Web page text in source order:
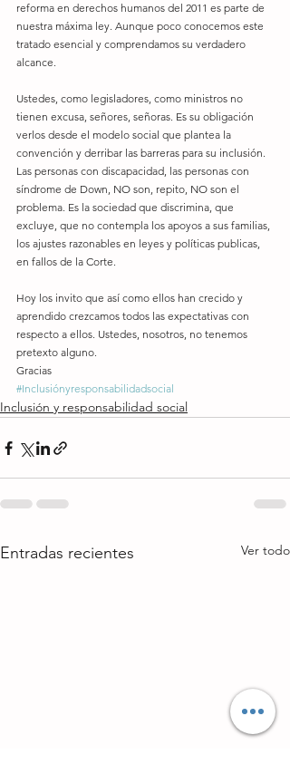
reforma en derechos humanos del 2011 es parte de
nuestra máxima ley. Aunque poco conocemos este
tratado esencial y comprendamos su verdadero
alcance.
Ustedes, como legisladores, como ministros no
tienen excusa, señores, señoras. Es su obligación
verlos desde el modelo social que plantea la
convención y derribar las barreras para su inclusión.
Las personas con discapacidad, las personas con
síndrome de Down, NO son, repito, NO son el
problema. Es la sociedad que discrimina, que
excluye, que no contempla los apoyos a sus familias,
los ajustes razonables en leyes y políticas publicas,
en fallos de la Corte.
Hoy los invito que así como ellos han crecido y
aprendido crezcamos todos las expectativas con
respecto a ellos. Ustedes, nosotros, no tenemos
pretexto alguno.
Gracias
#Inclusiónyresponsabilidadsocial
Inclusión y responsabilidad social
Entradas recientes Ver todo